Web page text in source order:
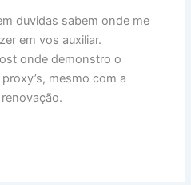
duvidas sabem onde me
em vos auxiliar.
onde demonstro o
mesmo com a